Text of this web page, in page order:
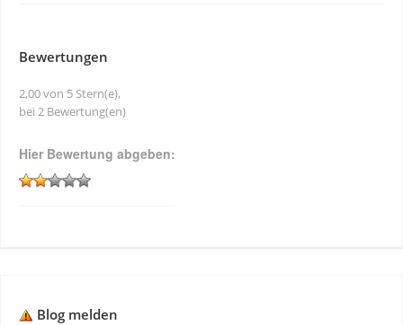
Bewertungen
2,00 von 5 Stern(e),
bei 2 Bewertung(en)
Hier Bewertung abgeben:
Blog melden